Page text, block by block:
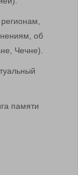
об
Чечне).
памяти